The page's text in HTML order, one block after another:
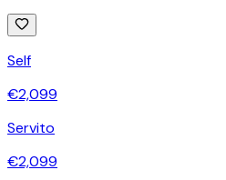
Self
€2,099
Servito
€2,099